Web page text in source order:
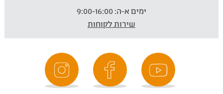
ימים א-ה:
שירות לקוחות